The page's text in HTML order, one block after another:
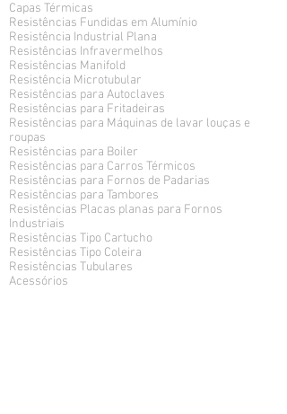
Capas Térmicas
Resistências Fundidas em Alumínio
Resistência Industrial Plana
Resistências Infravermelhos
Resistências Manifold
Resistência Microtubular
Resistências para Autoclaves
Resistências para Fritadeiras
Resistências para Máquinas de lavar louças e
roupas
Resistências para Boiler
Resistências para Carros Térmicos
Resistências para Fornos de Padarias
Resistências para Tambores
Resistências Placas planas para Fornos
Industriais
Resistências Tipo Cartucho
Resistências Tipo Coleira
Resistências Tubulares
Acessórios